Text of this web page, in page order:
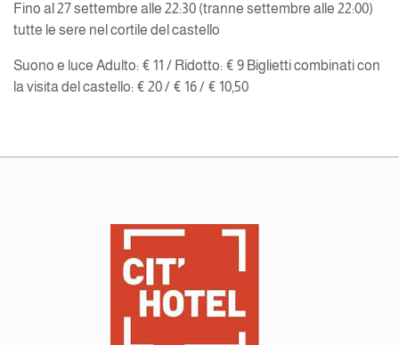
Fino al 27 settembre alle 22:30 (tranne settembre alle 22:00)
tutte le sere nel cortile del castello
Suono e luce Adulto: € 11 / Ridotto: € 9 Biglietti combinati con
la visita del castello: € 20 / € 16 / € 10,50